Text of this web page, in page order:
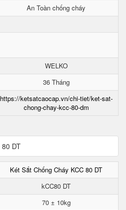
An Toàn chống cháy
WELKO
36 Tháng
https://ketsatcaocap.vn/chi-tiet/ket-sat-
chong-chay-kcc-80-dm
Két Sắt Chống Cháy KCC 80 DT
kCC80 DT
70 ± 10kg